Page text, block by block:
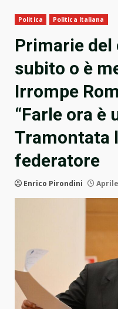
Politica Politica Italiana
Primarie
subito o è
Irrompe
“Farle ora è
Tramontata
federatore
Enrico Pirondini